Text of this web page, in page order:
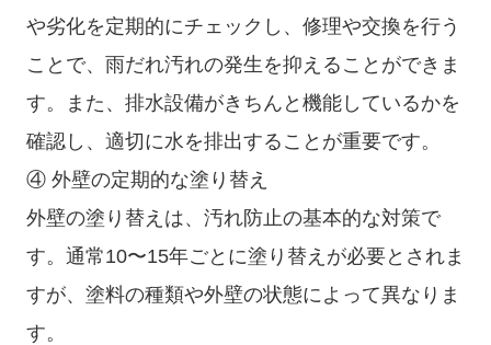
や劣化を定期的にチェックし、修理や交換を行う
ことで、雨だれ汚れの発生を抑えることができま
す。また、排水設備がきちんと機能しているかを
確認し、適切に水を排出することが重要です。
④ 外壁の定期的な塗り替え
外壁の塗り替えは、汚れ防止の基本的な対策で
す。通常10〜15年ごとに塗り替えが必要とされま
すが、塗料の種類や外壁の状態によって異なりま
す。